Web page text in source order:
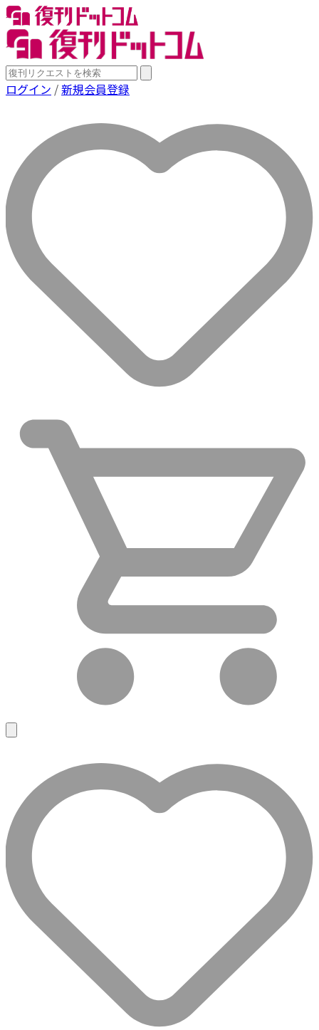
ログイン /新規会員登録